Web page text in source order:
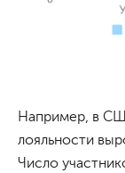
Например, в
лояльности
Число